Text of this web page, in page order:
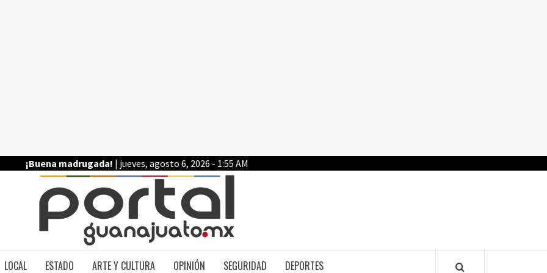
¡Buena madrugada! | jueves, agosto 6, 2026 - 1:55 AM
LOCAL ESTADO ARTE Y CULTURA OPINIÓN SEGURIDAD DEPORTES